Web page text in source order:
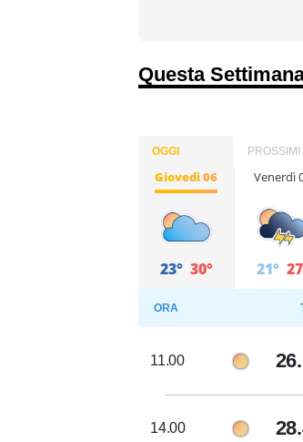
Questa
OGGI PROSSIMI
Giovedì 06
23° 30°
Venerdì
21°
ORA
11.00
14.00